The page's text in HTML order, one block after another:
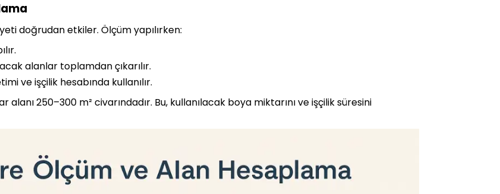
doğrudan etkiler. Ölçüm yapılırken:
alanlar toplamdan çıkarılır.
ve işçilik hesabında kullanılır.
250–300 m² civarındadır. Bu, kullanılacak boya miktarını ve işçilik süresini